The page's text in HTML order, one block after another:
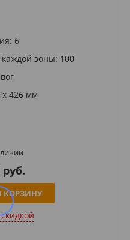
6
зоны: 100
х 426 мм
руб.
КОРЗИНУ